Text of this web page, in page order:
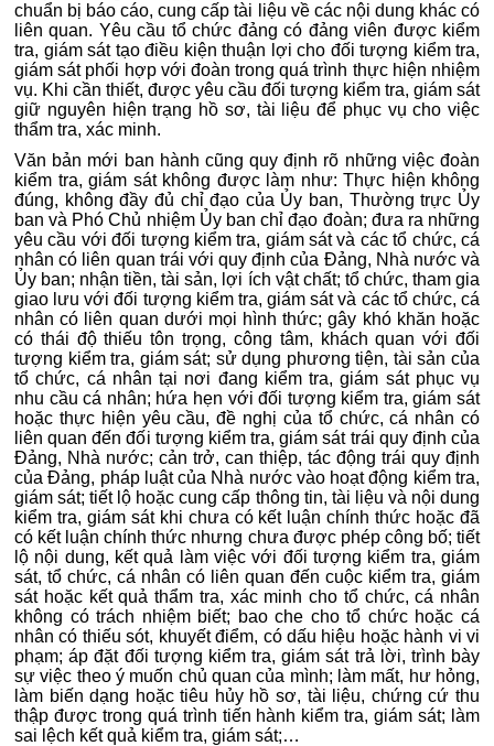
chuẩn bị báo cáo, cung cấp tài liệu về các nội dung khác có
liên quan. Yêu cầu tổ chức đảng có đảng viên được kiểm
tra, giám sát tạo điều kiện thuận lợi cho đối tượng kiểm tra,
giám sát phối hợp với đoàn trong quá trình thực hiện nhiệm
vụ. Khi cần thiết, được yêu cầu đối tượng kiểm tra, giám sát
giữ nguyên hiện trạng hồ sơ, tài liệu để phục vụ cho việc
thẩm tra, xác minh.
Văn bản mới ban hành cũng quy định rõ những việc đoàn
kiểm tra, giám sát không được làm như: Thực hiện không
đúng, không đầy đủ chỉ đạo của Ủy ban, Thường trực Ủy
ban và Phó Chủ nhiệm Ủy ban chỉ đạo đoàn; đưa ra những
yêu cầu với đối tượng kiểm tra, giám sát và các tổ chức, cá
nhân có liên quan trái với quy định của Đảng, Nhà nước và
Ủy ban; nhận tiền, tài sản, lợi ích vật chất; tổ chức, tham gia
giao lưu với đối tượng kiểm tra, giám sát và các tổ chức, cá
nhân có liên quan dưới mọi hình thức; gây khó khăn hoặc
có thái độ thiếu tôn trọng, công tâm, khách quan với đối
tượng kiểm tra, giám sát; sử dụng phương tiện, tài sản của
tổ chức, cá nhân tại nơi đang kiểm tra, giám sát phục vụ
nhu cầu cá nhân; hứa hẹn với đối tượng kiểm tra, giám sát
hoặc thực hiện yêu cầu, đề nghị của tổ chức, cá nhân có
liên quan đến đối tượng kiểm tra, giám sát trái quy định của
Đảng, Nhà nước; cản trở, can thiệp, tác động trái quy định
của Đảng, pháp luật của Nhà nước vào hoạt động kiểm tra,
giám sát; tiết lộ hoặc cung cấp thông tin, tài liệu và nội dung
kiểm tra, giám sát khi chưa có kết luận chính thức hoặc đã
có kết luận chính thức nhưng chưa được phép công bố; tiết
lộ nội dung, kết quả làm việc với đối tượng kiểm tra, giám
sát, tổ chức, cá nhân có liên quan đến cuộc kiểm tra, giám
sát hoặc kết quả thẩm tra, xác minh cho tổ chức, cá nhân
không có trách nhiệm biết; bao che cho tổ chức hoặc cá
nhân có thiếu sót, khuyết điểm, có dấu hiệu hoặc hành vi vi
phạm; áp đặt đối tượng kiểm tra, giám sát trả lời, trình bày
sự việc theo ý muốn chủ quan của mình; làm mất, hư hỏng,
làm biến dạng hoặc tiêu hủy hồ sơ, tài liệu, chứng cứ thu
thập được trong quá trình tiến hành kiểm tra, giám sát; làm
sai lệch kết quả kiểm tra, giám sát;…